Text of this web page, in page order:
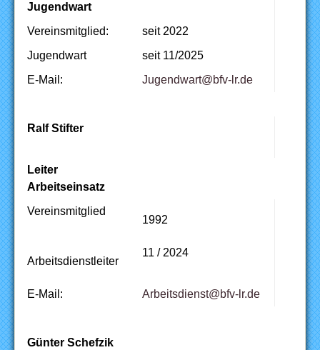
Jugendwart
Vereinsmitglied:
seit 2022
Jugendwart
seit 11/2025
E-Mail:
ed.rl-vfb@trawdneguJ
Ralf Stifter
Leiter
Arbeitseinsatz
Vereinsmitglied
1992
Arbeitsdienstleiter
11 / 2024
E-Mail: ed.rl-vfb@tsneidstiebrA
Günter Schefzik